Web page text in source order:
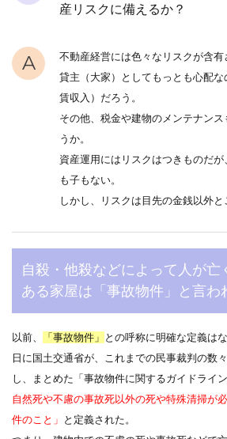
産リスクに備えるか？
A
不動産経営には色々なリスクが含有
貸主（大家）としてもっとも心配
賃収入）だろう。
その他、税金や建物のメンテナン
うか。
資産運用にはリスクはつきものだ
も子もない。
しかし、リスクは目先の金銭以外と
自殺・他殺などによって人が亡
ある家屋は「事故物件」と言わ
以前、 「事故物件」 との呼称に明確な定義は
日に国土交通省が、これまでの民事裁判の数
し、まとめた「事故物件に関するガイドライ
自然死や不慮の事故死以外の死や特殊清掃が
件のこと」 と定義された。